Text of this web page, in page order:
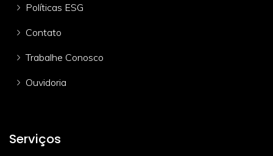
Políticas ESG
Contato
Trabalhe Conosco
Ouvidoria
Serviços